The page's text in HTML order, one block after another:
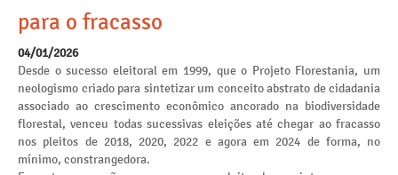
para o fracasso
04/01/2026
Desde o sucesso eleitoral em 1999, que o Projeto Florestania, um
neologismo criado para sintetizar um conceito abstrato de cidadania
associado ao crescimento econômico ancorado na biodiversidade
florestal, venceu todas sucessivas eleições até chegar ao fracasso
nos pleitos de 2018, 2020, 2022 e agora em 2024 de forma, no
mínimo, constrangedora.